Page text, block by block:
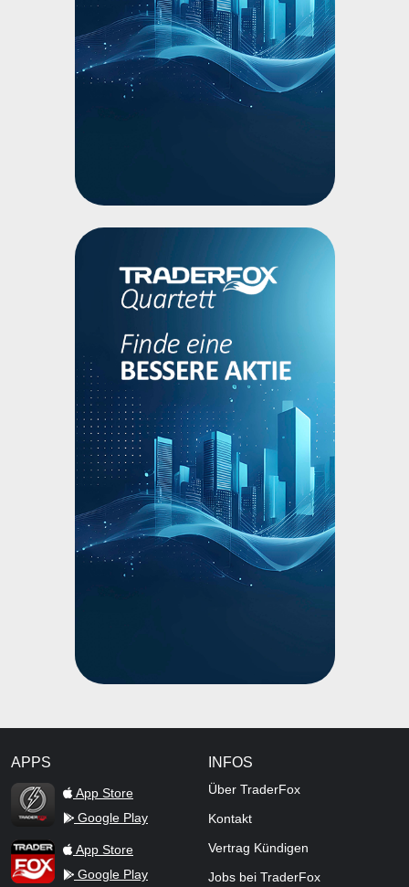
APPS
TraderFox Flash
App Store
Google Play
TraderFox AppApp Store
Google Play
INFOS
Über TraderFox
Kontakt
Vertrag Kündigen
Jobs bei TraderFox